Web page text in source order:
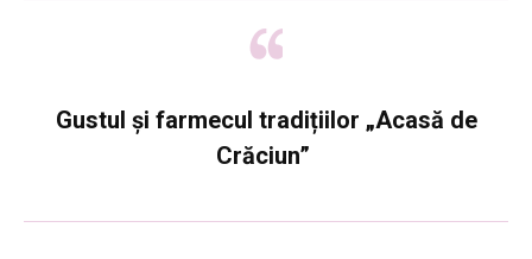
Gustul și farmecul tradițiilor „Acasă de
Crăciun”